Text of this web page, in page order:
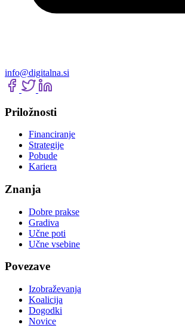
info@digitalna.si
Priložnosti
Financiranje
Strategije
Pobude
Kariera
Znanja
Dobre prakse
Gradiva
Učne poti
Učne vsebine
Povezave
Izobraževanja
Koalicija
Dogodki
Novice